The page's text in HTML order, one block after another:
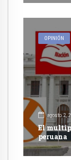
OPINIÓN
agosto 2,
El
peruana